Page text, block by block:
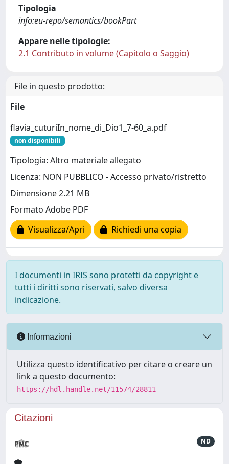
Tipologia
info:eu-repo/semantics/bookPart
Appare nelle tipologie:
2.1 Contributo in volume (Capitolo o Saggio)
File in questo prodotto:
File
flavia_cuturiIn_nome_di_Dio1_7-60_a.pdf
non disponibili
Tipologia: Altro materiale allegato
Licenza: NON PUBBLICO - Accesso privato/ristretto
Dimensione 2.21 MB
Formato Adobe PDF
Visualizza/Apri
Richiedi una copia
I documenti in IRIS sono protetti da copyright e
tutti i diritti sono riservati, salvo diversa
indicazione.
Informazioni
Utilizza questo identificativo per citare o creare un
link a questo documento:
https://hdl.handle.net/11574/28811
Citazioni
ND